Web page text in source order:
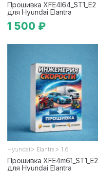
Прошивка XFE4I64_ST1_E2
для Hyundai Elantra
1 500 ₽
Hyundai > Elantra > 1.6 i
Прошивка XFE4m61_ST1_E2
для Hyundai Elantra